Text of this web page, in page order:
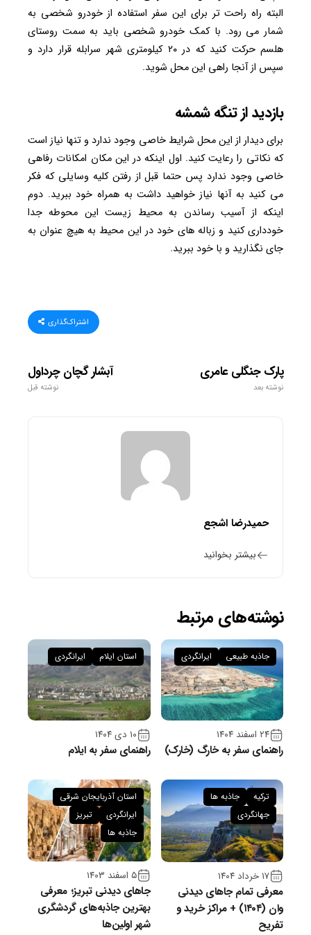
البته راه راحت تر برای این سفر استفاده از خودرو شخصی به
شمار می رود. با کمک خودرو شخصی باید به سمت روستای
هلسم حرکت کنید که در ۲۰ کیلومتری شهر سرابله قرار دارد و
سپس از آنجا راهی این محل شوید.
بازدید از تنگه شمشه
برای دیدار از این محل شرایط خاصی وجود ندارد و تنها نیاز است
که نکاتی را رعایت کنید. اول اینکه در این مکان امکانات رفاهی
خاصی وجود ندارد پس حتما قبل از رفتن کلیه وسایلی که فکر
می کنید به آنها نیاز خواهید داشت به همراه خود ببرید. دوم
اینکه از آسیب رساندن به محیط زیست این محوطه جدا
خودداری کنید و زباله های خود در این محیط به هیچ عنوان به
جای نگذارید و با خود ببرید.
اشتراک‌گذاری
آبشار گچان چرداول
نوشته قبل
پارک جنگلی عامری
نوشته بعد
حمیدرضا اشجع
بیشتر بخوانید
نوشته‌های مرتبط
۲۴ اسفند ۱۴۰۴
راهنمای سفر به خارگ (خارک)
جاذبه طبیعی ایرانگردی
۱۰ دی ۱۴۰۴
راهنمای سفر به ایلام
استان ایلام ایرانگردی
۱۷ خرداد ۱۴۰۴
معرفی تمام جاهای دیدنی
وان (۱۴۰۴) + مراکز خرید و
تفریح
ترکیه
جاذبه ها
جهانگردی
۵ اسفند ۱۴۰۳
جاهای دیدنی تبریز؛ معرفی
بهترین جاذبه‌های گردشگری
شهر اولین‌ها
استان آذربایجان شرقی
ایرانگردی
تبریز
جاذبه ها